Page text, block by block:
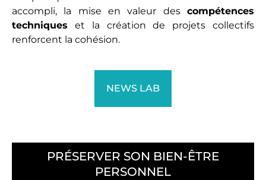
accompli, la mise en valeur des compétences
techniques et la création de projets collectifs
renforcent la cohésion.
NEWS LAB
PRÉSERVER SON BIEN-ÊTRE
PERSONNEL